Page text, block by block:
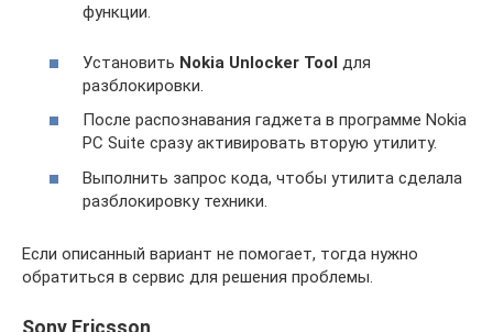
функции.
Установить Nokia Unlocker Tool для
разблокировки.
После распознавания гаджета в программе Nokia
PC Suite сразу активировать вторую утилиту.
Выполнить запрос кода, чтобы утилита сделала
разблокировку техники.
Если описанный вариант не помогает, тогда нужно
обратиться в сервис для решения проблемы.
Sony Ericsson